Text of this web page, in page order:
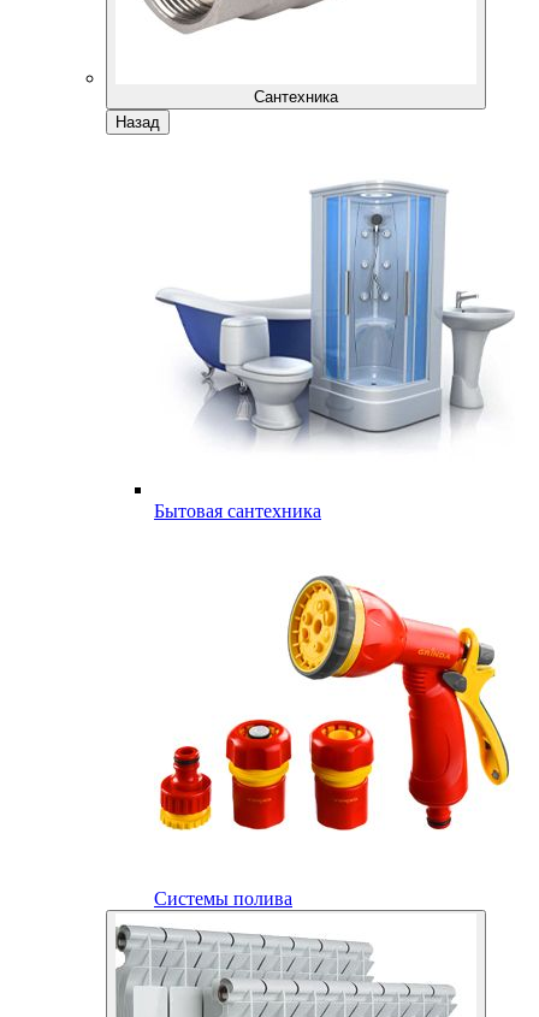
Сантехника
Назад
Бытовая сантехника
Системы полива